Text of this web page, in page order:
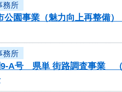
務所
園事業（魅力向上再整備
務所
9-A号 県単 街路調査事業